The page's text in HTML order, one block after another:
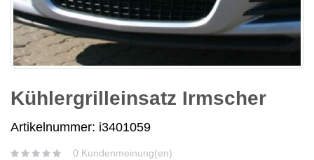
Kühlergrilleinsatz Irmscher
Artikelnummer: i3401059
0 Kundenmeinung(en)